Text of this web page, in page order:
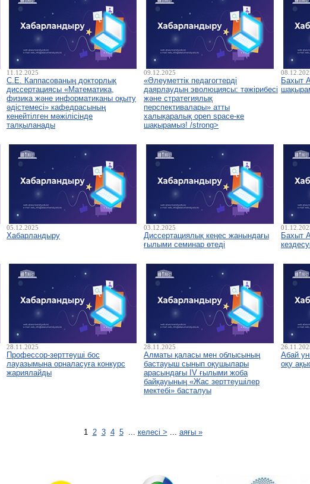
11.12.2025
С.Е. Каппасованың докторлық
диссертациясы «Математика,
физика және информатиканы оқыту
әдістемесі» кафедрасының
кеңейтілген мәжілісінде
талқыланады
09.12.2025
«Әлеуметтік педагогтерді
даярлаудың эволюциясы: тәжірибесі
және стратегиялық
перспективалары» атты
халықаралық open space-ке
шақырамыз! /strong>
Бахыт
05.12.2025
Хабарландыру
03.12.2025
Диссертациялық кеңес жанындағы
ғылыми семинар өтеді
Бахыт
28.11.2025
Профессор-зерттеуші бос
лауазымына орналасуға конкурс
жариялайды
28.11.2025
Алматы қаласы мен облысының
бастауыш сынып оқушылары
арасындағы IV ғылыми жоба
байқауының «Жас зерттеушілер
мектебі» басталуы
Абай
оқу
1 2 3 4 5... келесі > ... аяғы »